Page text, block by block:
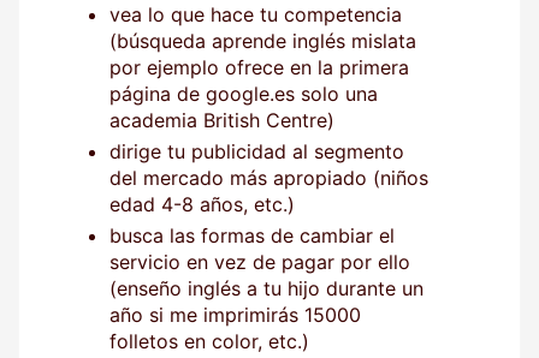
vea lo que hace tu competencia
(búsqueda aprende inglés mislata
por ejemplo ofrece en la primera
página de google.es solo una
academia British Centre)
dirige tu publicidad al segmento
del mercado más apropiado (niños
edad 4-8 años, etc.)
busca las formas de cambiar el
servicio en vez de pagar por ello
(enseño inglés a tu hijo durante un
año si me imprimirás 15000
folletos en color, etc.)